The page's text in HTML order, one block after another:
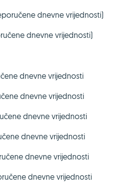
dnevne vrijednosti)
dnevne vrijednosti)
dnevne vrijednosti
dnevne vrijednosti
dnevne vrijednosti
dnevne vrijednosti
dnevne vrijednosti
dnevne vrijednosti